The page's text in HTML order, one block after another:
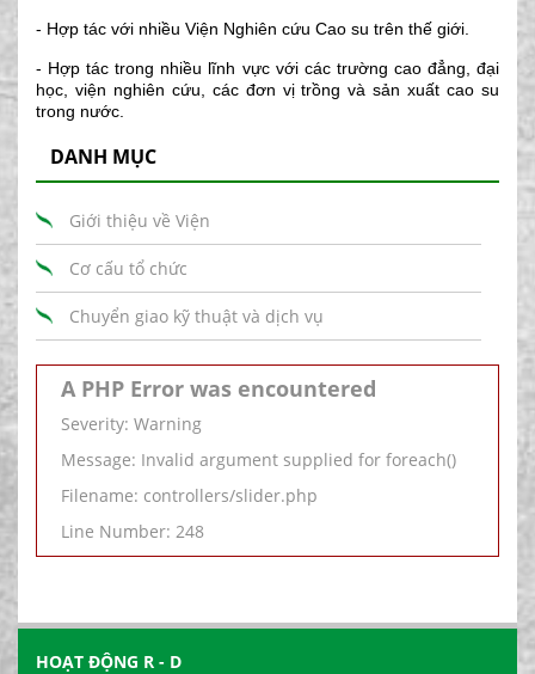
- Hợp tác với nhiều Viện Nghiên cứu Cao su trên thế giới.
- Hợp tác trong nhiều lĩnh vực với các trường cao đẳng, đại
học, viện nghiên cứu, các đơn vị trồng và sản xuất cao su
trong nước.
DANH MỤC
Giới thiệu về Viện
Cơ cấu tổ chức
Chuyển giao kỹ thuật và dịch vụ
A PHP Error was encountered
Severity: Warning
Message: Invalid argument supplied for foreach()
Filename: controllers/slider.php
Line Number: 248
HOẠT ĐỘNG R - D